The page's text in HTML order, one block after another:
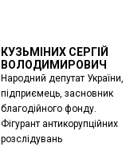
КУЗЬМІНИХ СЕРГІЙ
ВОЛОДИМИРОВИЧ
Народний депутат України,
підприємець, засновник
благодійного фонду.
Фігурант антикорупційних
розслідувань